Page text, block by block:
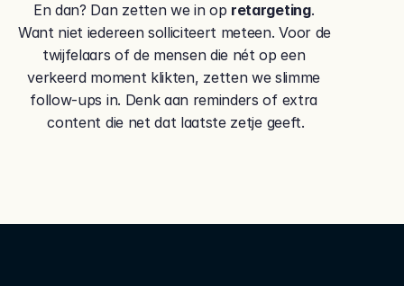
En dan? Dan zetten we in op retargeting.
Want niet iedereen solliciteert meteen. Voor de
twijfelaars of de mensen die nét op een
verkeerd moment klikten, zetten we slimme
follow-ups in. Denk aan reminders of extra
content die net dat laatste zetje geeft.